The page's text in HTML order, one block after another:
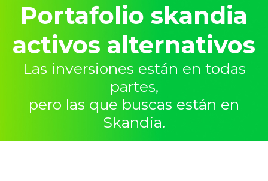
Portafolio skandia
activos alternativos
Las inversiones están en todas
partes,
pero las que buscas están en
Skandia.